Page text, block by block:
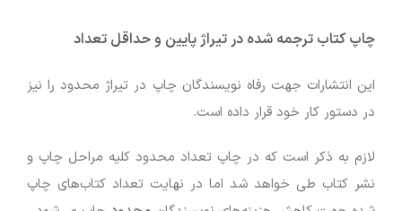
چاپ کتاب ترجمه شده در تیراژ پایین و حداقل تعداد
این انتشارات جهت رفاه نویسندگان چاپ در تیراژ محدود را نیز
در دستور کار خود قرار داده است.
لازم به ذکر است که در چاپ تعداد محدود کلیه مراحل چاپ و
نشر کتاب طی خواهد شد اما در نهایت تعداد کتاب‌های چاپ